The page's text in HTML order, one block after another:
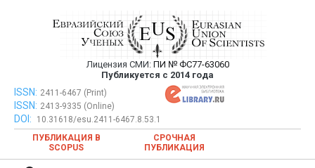
Евразийский Союз Ученых —
публикация научных статей в
ежемесячном научном журнале
Лицензия СМИ: ПИ № ФС77-63060
Публикуется с 2014 года
Евразийский Союз Ученых — публикация научных статей в
ежемесячном научном журнале
ISSN: 2411-6467 (Print)
ISSN: 2413-9335 (Online)
DOI:
10.31618/esu.2411-6467.8.53.1
ПУБЛИКАЦИЯ В
SCOPUS
СРОЧНАЯ
ПУБЛИКАЦИЯ